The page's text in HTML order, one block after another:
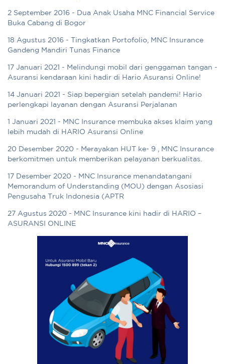
2 September 2016 - Dua Anak Usaha MNC Financial Service
Buka Cabang di Bogor
18 Agustus 2016 - Tingkatkan Portofolio, MNC Insurance
Gandeng Mandiri Tunas Finance
17 Januari 2021 - Melindungi mobil dari genggaman tangan -
Asuransi kendaraan kini hadir di Hario Asuransi Online!
14 Januari 2021 - Siap bepergian setelah pandemi! Hario
perlengkapi layanan dengan Asuransi Perjalanan
1 Januari 2021 - MNC Insurance membuka akses klaim yang
lebih mudah di HARIO Asuransi Online
20 Desember 2020 - Merayakan HUT ke- 9 , MNC Insurance
berkomitmen untuk memberikan pelayanan berkualitas.
17 Desember 2020 - MNC Insurance menandatangani
Memorandum of Understanding (MOU) dengan Asosiasi
Pengusaha Truk Indonesia (APTR
27 Agustus 2020 - MNC Insurance kini hadir di HARIO –
ASURANSI ONLINE